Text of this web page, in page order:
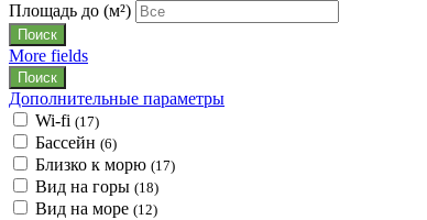
Площадь до (м²)
More fields
Дополнительные параметры
Wi-fi (17)
Бассейн (6)
Близко к морю (17)
Вид на горы (18)
Вид на море (12)